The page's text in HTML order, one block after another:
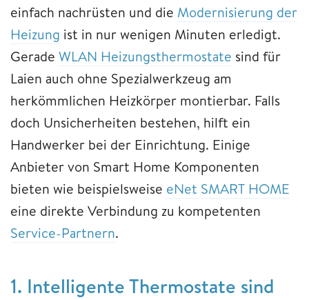
einfach nachrüsten und die Modernisierung der
Heizung ist in nur wenigen Minuten erledigt.
Gerade WLAN Heizungsthermostate sind für
Laien auch ohne Spezialwerkzeug am
herkömmlichen Heizkörper montierbar. Falls
doch Unsicherheiten bestehen, hilft ein
Handwerker bei der Einrichtung. Einige
Anbieter von Smart Home Komponenten
bieten wie beispielsweise eNet SMART HOME
eine direkte Verbindung zu kompetenten
Service-Partnern.
1. Intelligente Thermostate sind